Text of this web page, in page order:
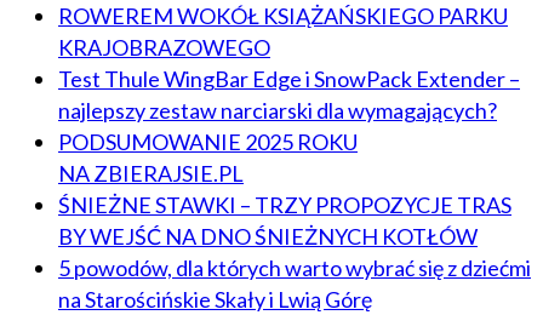
ROWEREM WOKÓŁ KSIĄŻAŃSKIEGO PARKU
KRAJOBRAZOWEGO
Test Thule WingBar Edge i SnowPack Extender –
najlepszy zestaw narciarski dla wymagających?
PODSUMOWANIE 2025 ROKU
NA ZBIERAJSIE.PL
ŚNIEŻNE STAWKI – TRZY PROPOZYCJE TRAS
BY WEJŚĆ NA DNO ŚNIEŻNYCH KOTŁÓW
5 powodów, dla których warto wybrać się z dziećmi
na Starościńskie Skały i Lwią Górę